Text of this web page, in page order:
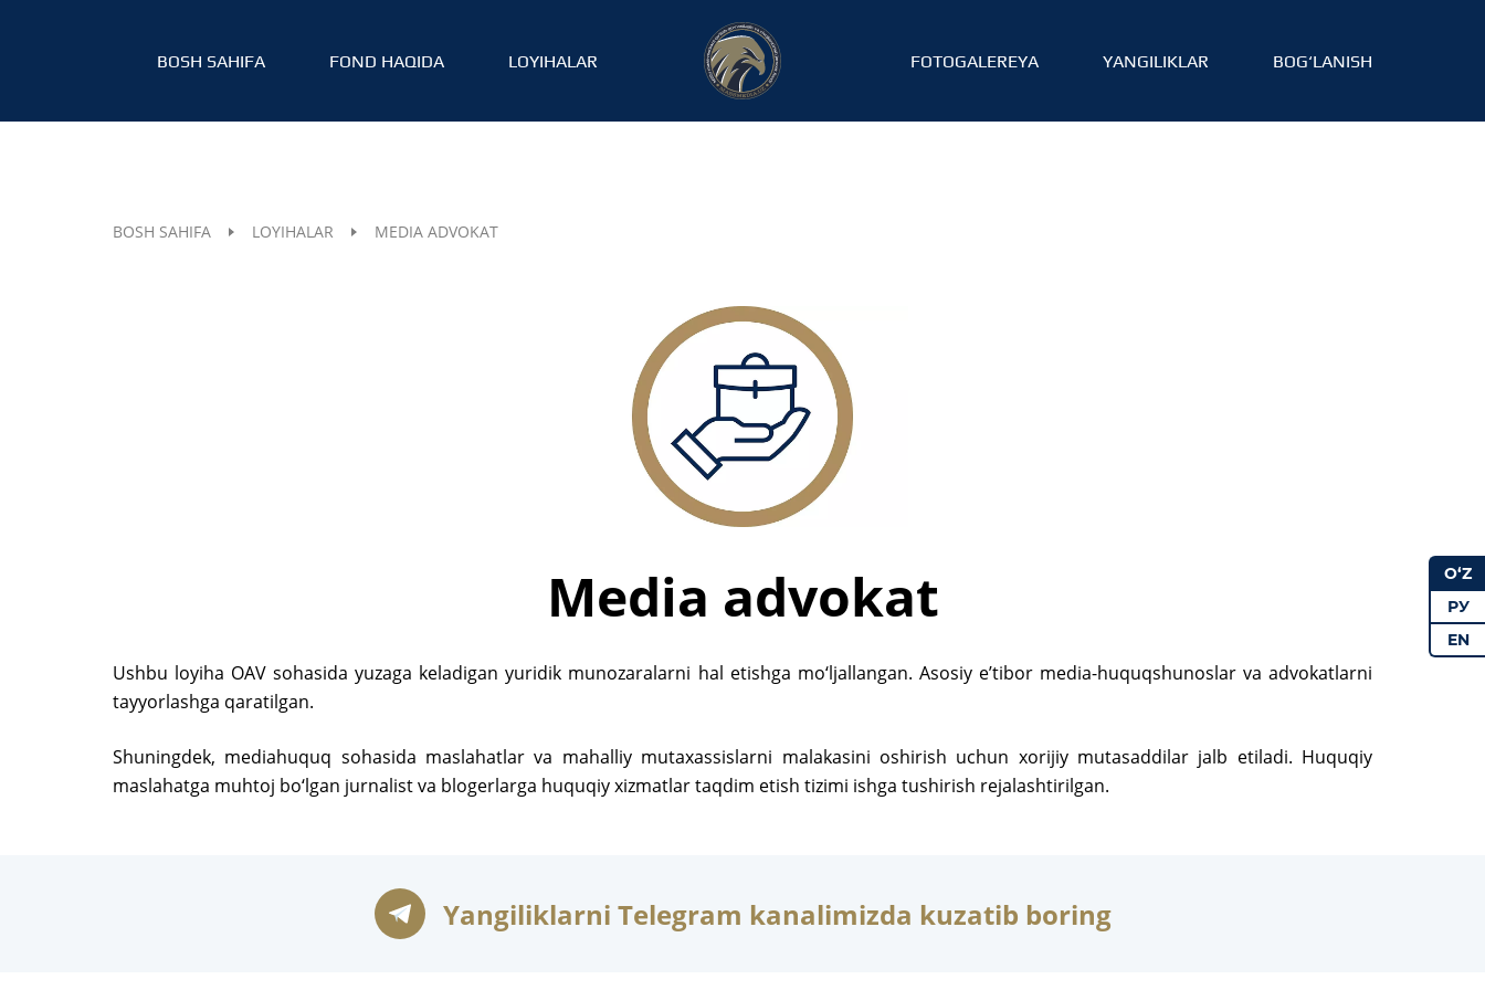
BOSH SAHIFA FOND HAQIDA LOYIHALAR FOTOGALEREYA YANGILIKLAR BOG‘LANISH
BOSH SAHIFA LOYIHALAR MEDIA ADVOKAT
Media advokat
Ushbu loyiha OAV sohasida yuzaga keladigan yuridik munozaralarni hal etishga mo‘ljallangan. Asosiy e’tibor media-huquqshunoslar va advokatlarni
tayyorlashga qaratilgan.
Shuningdek, mediahuquq sohasida maslahatlar va mahalliy mutaxassislarni malakasini oshirish uchun xorijiy mutasaddilar jalb etiladi. Huquqiy
maslahatga muhtoj bo‘lgan jurnalist va blogerlarga huquqiy xizmatlar taqdim etish tizimi ishga tushirish rejalashtirilgan.
Yangiliklarni Telegram kanalimizda kuzatib boring
O‘Z
РУ
EN